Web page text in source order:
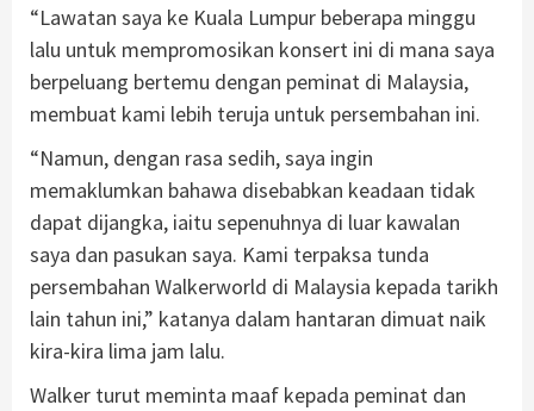
“Lawatan saya ke Kuala Lumpur beberapa minggu
lalu untuk mempromosikan konsert ini di mana saya
berpeluang bertemu dengan peminat di Malaysia,
membuat kami lebih teruja untuk persembahan ini.
“Namun, dengan rasa sedih, saya ingin
memaklumkan bahawa disebabkan keadaan tidak
dapat dijangka, iaitu sepenuhnya di luar kawalan
saya dan pasukan saya. Kami terpaksa tunda
persembahan Walkerworld di Malaysia kepada tarikh
lain tahun ini,” katanya dalam hantaran dimuat naik
kira-kira lima jam lalu.
Walker turut meminta maaf kepada peminat dan